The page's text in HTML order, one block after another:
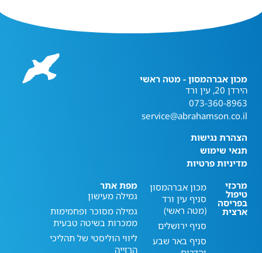
מכון אברהמסון - מטה ראשי
הירדן 20, עין ורד
073-360-8963
service@abrahamson.co.il
הצהרת נגישות
תנאי שימוש
מדיניות פרטיות
מרכזי
טיפול
בפריסה
ארצית
מכון אברהמסון
סניף עין ורד
(מטה ראשי)
סניף ירושלים
סניף באר שבע
מפת אתר
גמילה מעישון
גמילה מסוכר ופחמימות
ממכרות בשיטה טבעית
ליווי הוליסטי של תהליכי
הרזייה